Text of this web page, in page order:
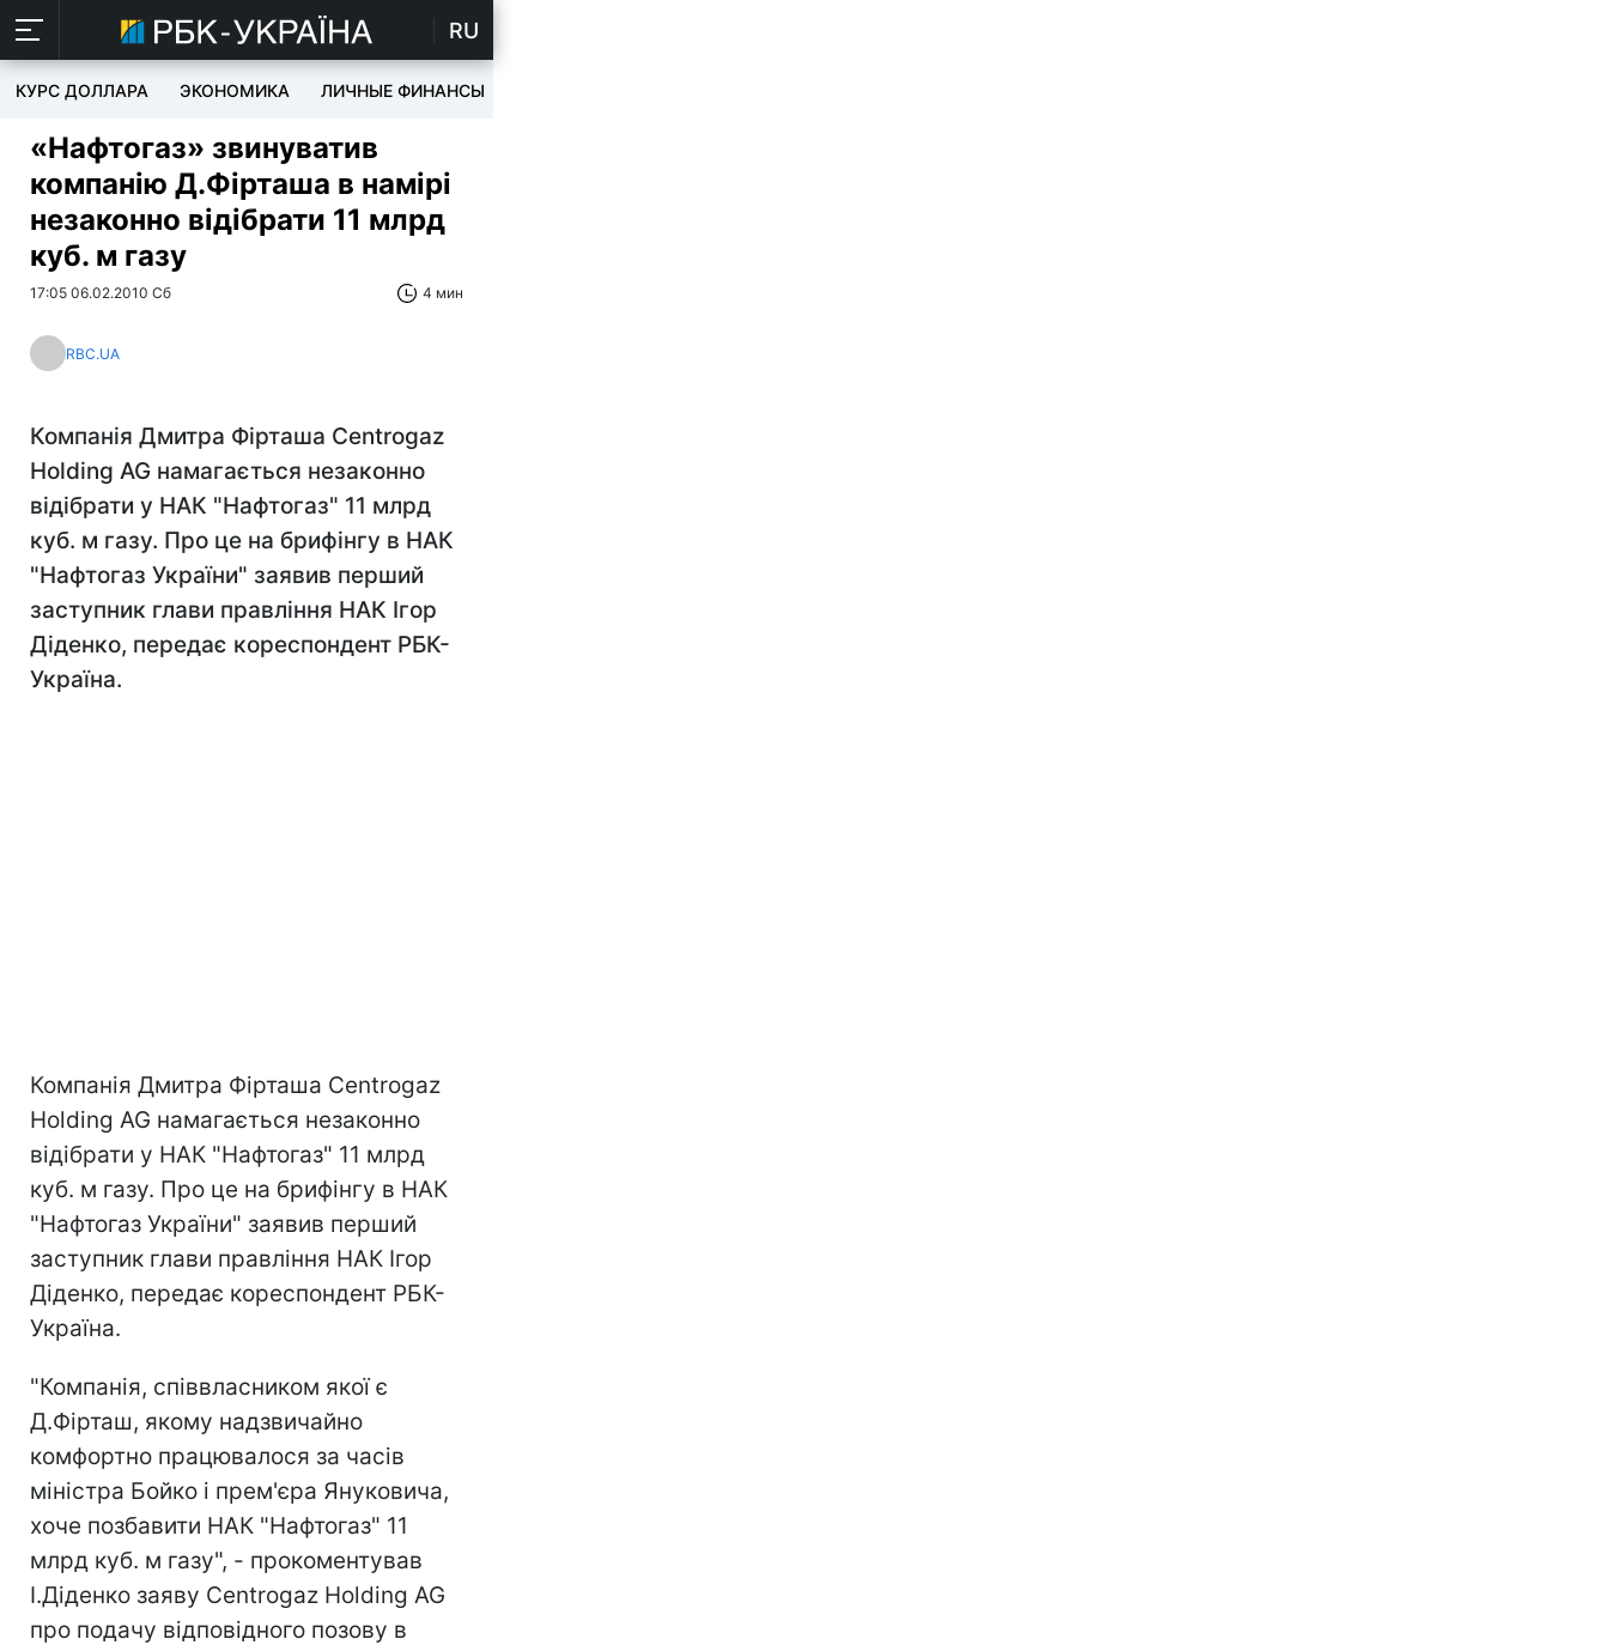
RU
КУРС ДОЛЛАРА ЭКОНОМИКА ЛИЧНЫЕ ФИНАНСЫ
«Нафтогаз» звинуватив
компанію Д.Фірташа в намірі
незаконно відібрати 11 млрд
куб. м газу
17:05 06.02.2010 Сб 4 мин
RBC.UA
Компанія Дмитра Фірташа Centrogaz
Holding AG намагається незаконно
відібрати у НАК "Нафтогаз" 11 млрд
куб. м газу. Про це на брифінгу в НАК
"Нафтогаз України" заявив перший
заступник глави правління НАК Ігор
Діденко, передає кореспондент РБК-
Україна.
Компанія Дмитра Фірташа Centrogaz
Holding AG намагається незаконно
відібрати у НАК "Нафтогаз" 11 млрд
куб. м газу. Про це на брифінгу в НАК
"Нафтогаз України" заявив перший
заступник глави правління НАК Ігор
Діденко, передає кореспондент РБК-
Україна.
"Компанія, співвласником якої є
Д.Фірташ, якому надзвичайно
комфортно працювалося за часів
міністра Бойко і прем'єра Януковича,
хоче позбавити НАК "Нафтогаз" 11
млрд куб. м газу", - прокоментував
І.Діденко заяву Centrogaz Holding AG
про подачу відповідного позову в